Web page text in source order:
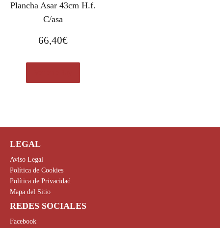
Plancha Asar 43cm H.f.
C/asa
66,40€
LEGAL
Aviso Legal
Política de Cookies
Política de Privacidad
Mapa del Sitio
REDES SOCIALES
Facebook